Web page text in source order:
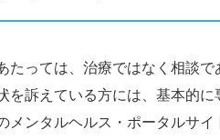
たっては、治療ではなく相談
を訴えている方には、基本的
メンタルヘルス・ポータルサイ